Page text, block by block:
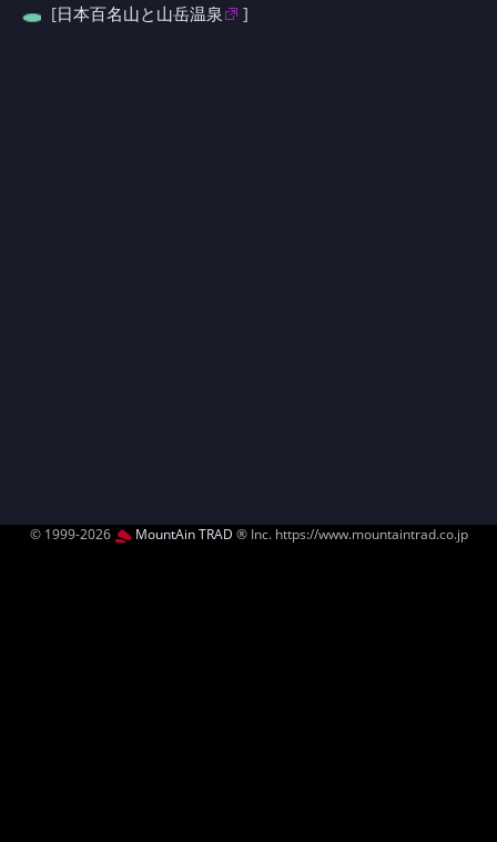
[日本百名山と山岳温泉 ]
© 1999-2026 MountAin TRAD ® Inc. https://www.mountaintrad.co.jp